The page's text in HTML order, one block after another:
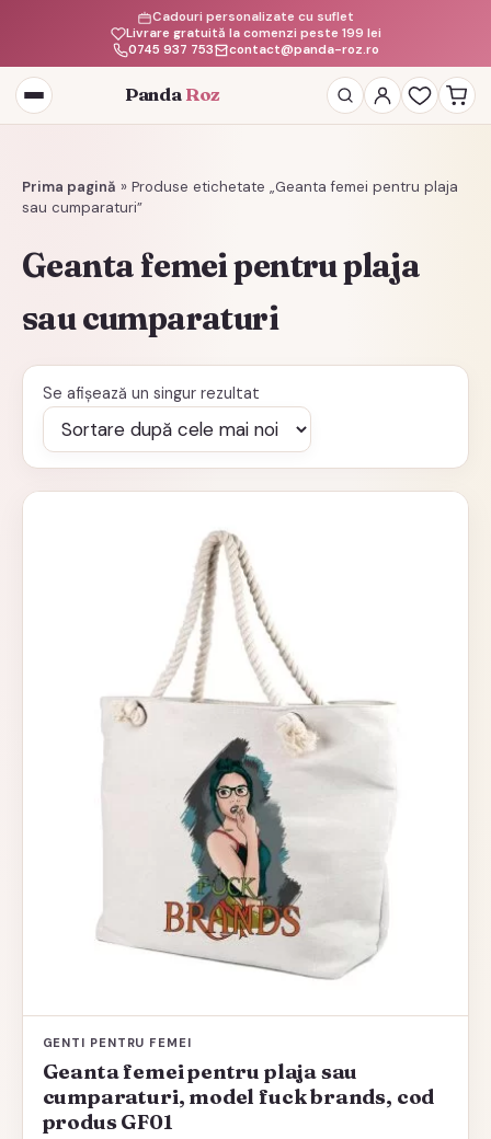
Livrare gratuită la comenzi peste 199 lei
Cadouri personalizate cu suflet
0745 937 753
contact@panda-roz.ro
Deschide
meniul
Panda Roz
Prima pagină » Produse etichetate „Geanta femei pentru plaja
sau cumparaturi”
Geanta femei pentru plaja
sau cumparaturi
Se afișează un singur rezultat
GENTI PENTRU FEMEI
Geanta femei pentru plaja sau
cumparaturi, model fuck brands, cod
produs GF01